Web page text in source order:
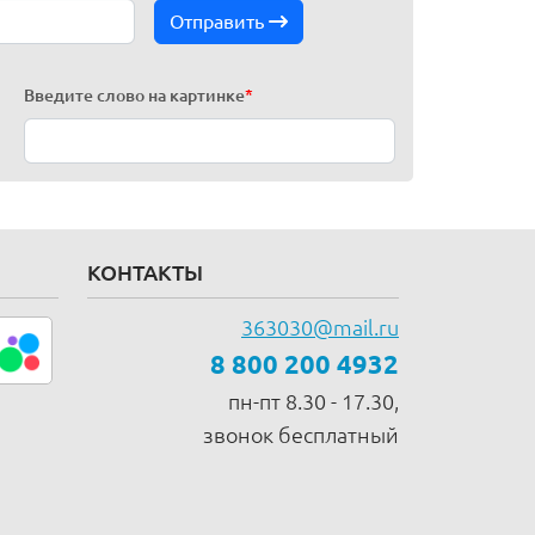
Отправить
Введите слово на картинке*
КОНТАКТЫ
363030@mail.ru
8 800 200 4932
пн-пт 8.30 - 17.30,
звонок бесплатный